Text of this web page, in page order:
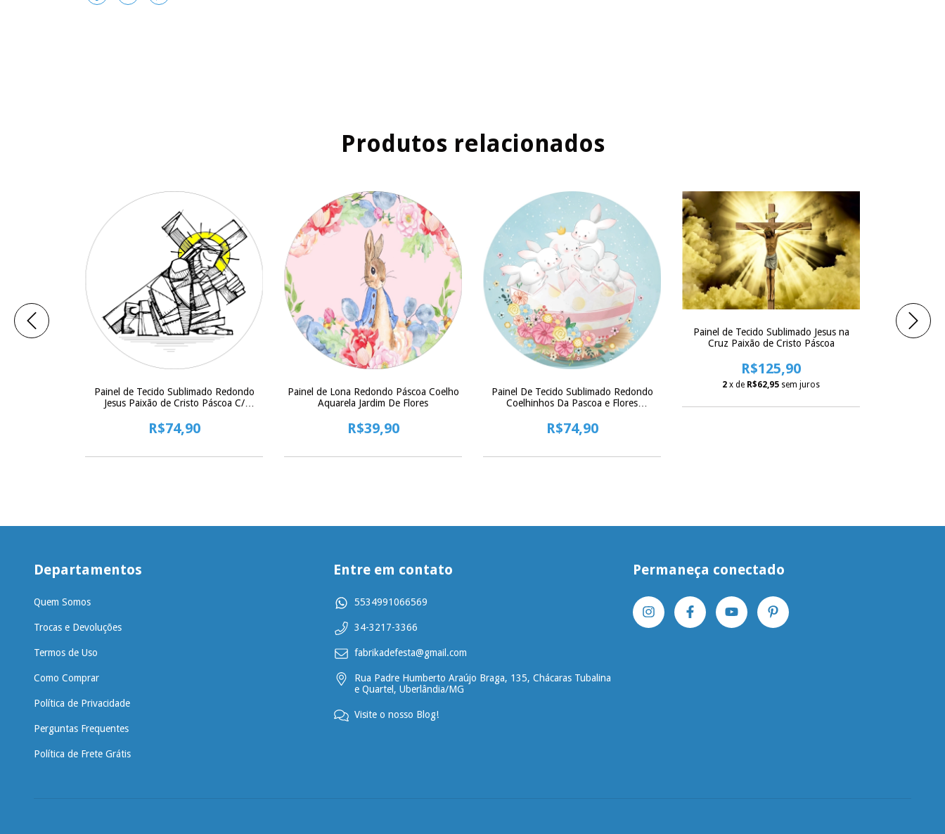
Produtos relacionados
Painel de Tecido Sublimado Redondo
Jesus Paixão de Cristo Páscoa C/
R$74,90
Painel de Lona Redondo Páscoa Coelho
Aquarela Jardim De Flores
R$39,90
Painel De Tecido Sublimado Redondo
Coelhinhos Da Pascoa e Flores
R$74,90
Painel de Tecido Sublimado Jesus na
Cruz Paixão de Cristo Páscoa
R$125,90
2 x de R$62,95 sem juros
Departamentos
Quem Somos
Trocas e Devoluções
Termos de Uso
Como Comprar
Política de Privacidade
Perguntas Frequentes
Política de Frete Grátis
Entre em contato
5534991066569
34-3217-3366
fabrikadefesta@gmail.com
Rua Padre Humberto Araújo Braga, 135, Chácaras Tubalina
e Quartel, Uberlândia/MG
Visite o nosso Blog!
Permaneça conectado